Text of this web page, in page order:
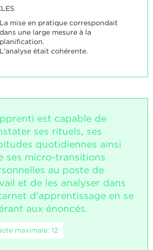
La mise en pratique correspondait
dans une large mesure à la
planification.
L'analyse était cohérente.
est capable de
ses rituels, ses
quotidiennes ainsi
ses micro-transitions
au poste de
et de les analyser dans
d'apprentissage en se
aux énoncés.
maximale: 12